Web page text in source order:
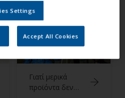
Γιατί μερικά
προϊόντα δεν
Settings
Accept All Cookies